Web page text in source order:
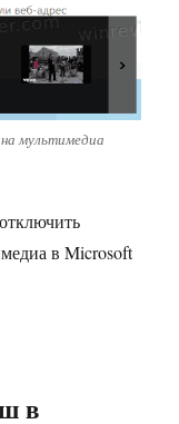
мультимедиа
в Microsoft
в